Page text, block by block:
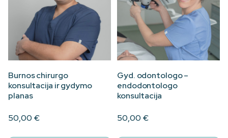
Burnos chirurgo
konsultacija ir gydymo
planas
50,00€
Gyd. odontologo –
endodontologo
konsultacija
50,00€